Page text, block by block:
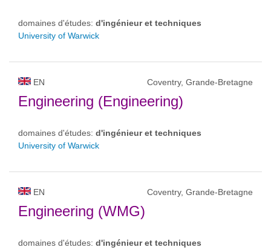
domaines d'études: d'ingénieur et techniques
University of Warwick
EN Coventry, Grande-Bretagne
Engineering (Engineering)
domaines d'études: d'ingénieur et techniques
University of Warwick
EN Coventry, Grande-Bretagne
Engineering (WMG)
domaines d'études: d'ingénieur et techniques